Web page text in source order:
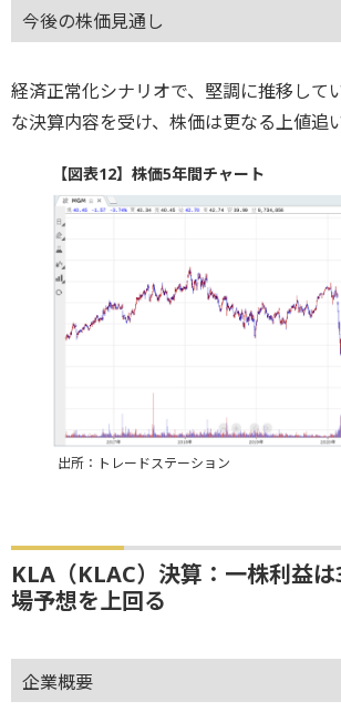
今後の株価見通し
経済正常化シナリオで、堅調に推移して
な決算内容を受け、株価は更なる上値追
【図表12】株価5年間チャート
出所：トレードステーション
KLA（KLAC）決算：一株利益
場予想を上回る
企業概要